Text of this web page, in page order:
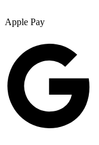
Apple Pay